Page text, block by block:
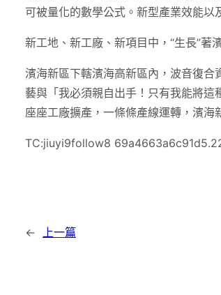
可被量化的數學公式。新型產業效能
新工地、新工廠、新項目中，“生長”著
濱海新區下轄濱海高新區內，波音復
藝與「我必須親自出手！只有我能將
座座工廠擴產，一條條產線運轉，濱海
TC:jiuyi9follow8
← 上一篇